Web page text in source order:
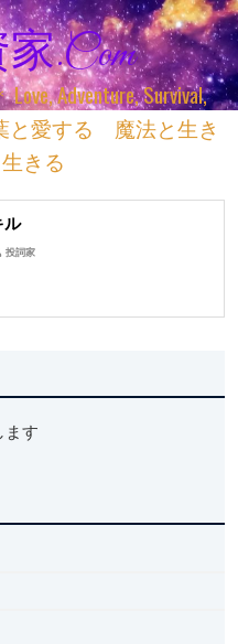
.com
Adventure, Survival,
葉と愛する 魔法と生き
きる
ル
投詞家
ます